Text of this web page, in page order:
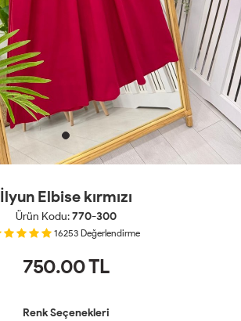
İlyun Elbise kırmızı
Ürün Kodu:770-300
16253 Değerlendirme
750.00TL
Renk Seçenekleri